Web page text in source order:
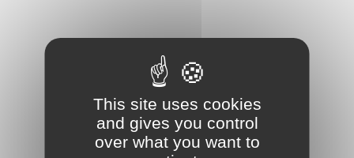
This site uses cookies
and gives you control
over what you want to